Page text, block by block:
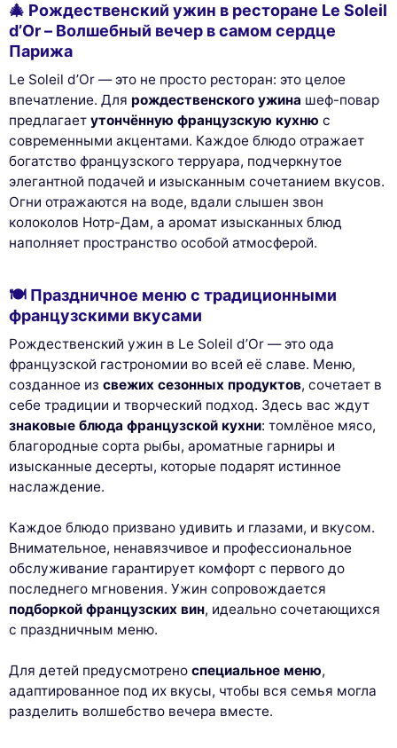
🎄 Рождественский ужин в ресторане Le Soleil
d’Or – Волшебный вечер в самом сердце
Парижа
Le Soleil d’Or — это не просто ресторан: это целое
впечатление. Для рождественского ужина шеф-повар
предлагает утончённую французскую кухню с
современными акцентами. Каждое блюдо отражает
богатство французского терруара, подчеркнутое
элегантной подачей и изысканным сочетанием вкусов.
Огни отражаются на воде, вдали слышен звон
колоколов Нотр-Дам, а аромат изысканных блюд
наполняет пространство особой атмосферой.
🍽️ Праздничное меню с традиционными
французскими вкусами
Рождественский ужин в Le Soleil d’Or — это ода
французской гастрономии во всей её славе. Меню,
созданное из свежих сезонных продуктов, сочетает в
себе традиции и творческий подход. Здесь вас ждут
знаковые блюда французской кухни: томлёное мясо,
благородные сорта рыбы, ароматные гарниры и
изысканные десерты, которые подарят истинное
наслаждение.
Каждое блюдо призвано удивить и глазами, и вкусом.
Внимательное, ненавязчивое и профессиональное
обслуживание гарантирует комфорт с первого до
последнего мгновения. Ужин сопровождается
подборкой французских вин, идеально сочетающихся
с праздничным меню.
Для детей предусмотрено специальное меню,
адаптированное под их вкусы, чтобы вся семья могла
разделить волшебство вечера вместе.